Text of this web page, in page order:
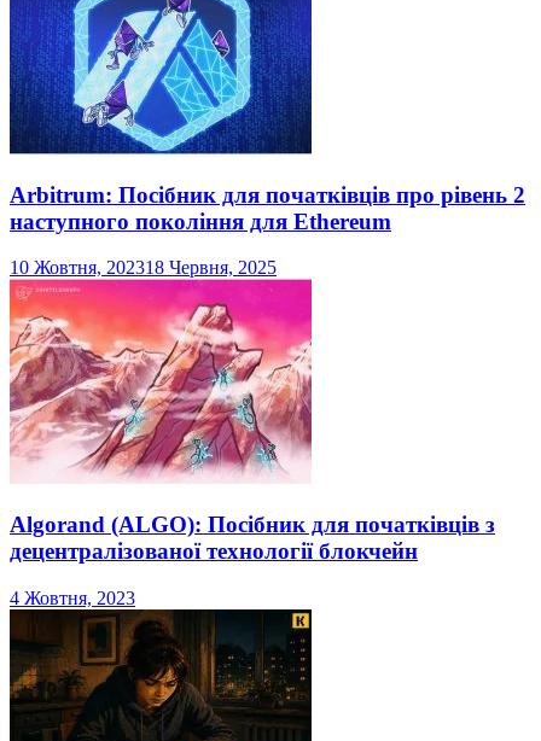
Arbitrum: Посібник для початківців про рівень 2
наступного покоління для Ethereum
10 Жовтня, 202318 Червня, 2025
Algorand (ALGO): Посібник для початківців з
децентралізованої технології блокчейн
4 Жовтня, 2023